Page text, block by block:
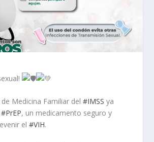
de Medicina Familiar del#IMSS ya
#PrEP, un medicamento seguro y
el#VIH.